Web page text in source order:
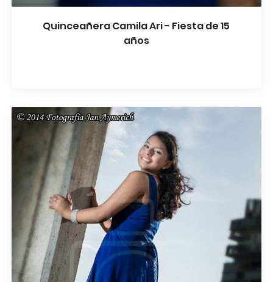
Quinceañera Camila Ari - Fiesta de 15
años